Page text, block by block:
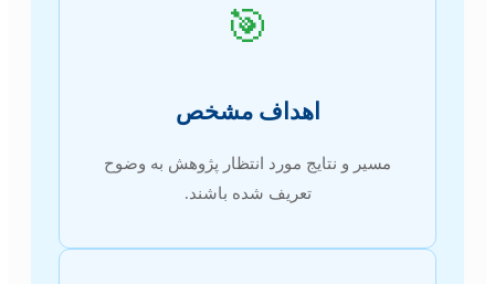
🎯
اهداف مشخص
مسیر و نتایج مورد انتظار پژوهش به وضوح
تعریف شده باشند.